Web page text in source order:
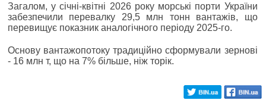
Загалом, у січні-квітні 2026 року морські порти України
забезпечили перевалку 29,5 млн тонн вантажів, що
перевищує показник аналогічного періоду 2025-го.
Основу вантажопотоку традиційно сформували зернові
- 16 млн т, що на 7% більше, ніж торік.